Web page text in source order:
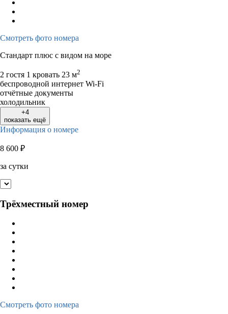
Смотреть фото номера
Стандарт плюс с видом на море
2 гостя 1 кровать 23 м2
беспроводной интернет Wi-Fi
отчётные документы
холодильник
+4
показать ещё
Информация о номере
8 600 ₽
за сутки
Трёхместный номер
Смотреть фото номера